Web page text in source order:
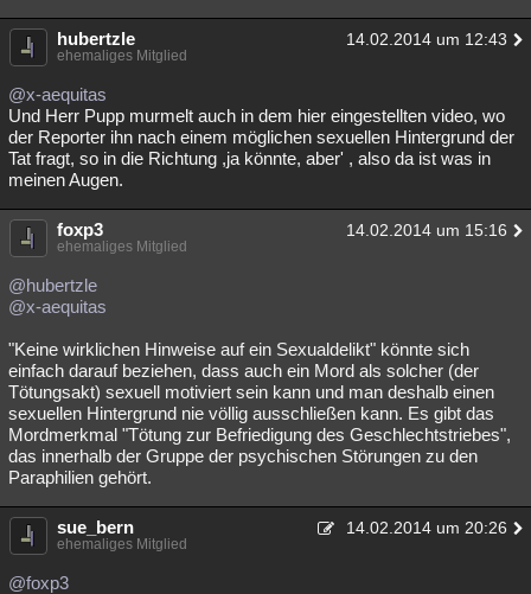
hubertzle 14.02.2014 um 12:43
ehemaliges Mitglied
@x-aequitas
Und Herr Pupp murmelt auch in dem hier eingestellten video, wo
der Reporter ihn nach einem möglichen sexuellen Hintergrund der
Tat fragt, so in die Richtung ,ja könnte, aber' , also da ist was in
meinen Augen.
foxp3 14.02.2014 um 15:16
ehemaliges Mitglied
@hubertzle
@x-aequitas
"Keine wirklichen Hinweise auf ein Sexualdelikt" könnte sich
einfach darauf beziehen, dass auch ein Mord als solcher (der
Tötungsakt) sexuell motiviert sein kann und man deshalb einen
sexuellen Hintergrund nie völlig ausschließen kann. Es gibt das
Mordmerkmal "Tötung zur Befriedigung des Geschlechtstriebes",
das innerhalb der Gruppe der psychischen Störungen zu den
Paraphilien gehört.
sue_bern 14.02.2014 um 20:26
ehemaliges Mitglied
@foxp3